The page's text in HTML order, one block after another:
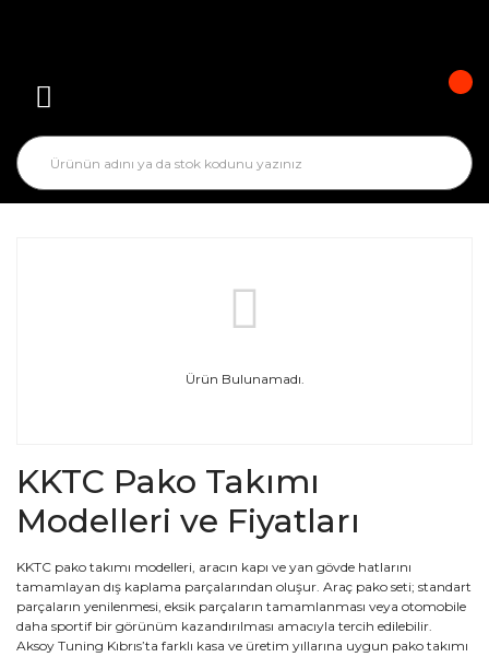
Ürün Bulunamadı.
KKTC Pako Takımı
Modelleri ve Fiyatları
KKTC pako takımı modelleri, aracın kapı ve yan gövde hatlarını
tamamlayan dış kaplama parçalarından oluşur. Araç pako seti; standart
parçaların yenilenmesi, eksik parçaların tamamlanması veya otomobile
daha sportif bir görünüm kazandırılması amacıyla tercih edilebilir.
Aksoy Tuning Kıbrıs’ta farklı kasa ve üretim yıllarına uygun pako takımı